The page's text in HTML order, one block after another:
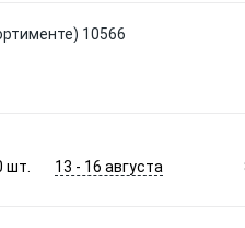
10566
шт. 13 - 16 августа